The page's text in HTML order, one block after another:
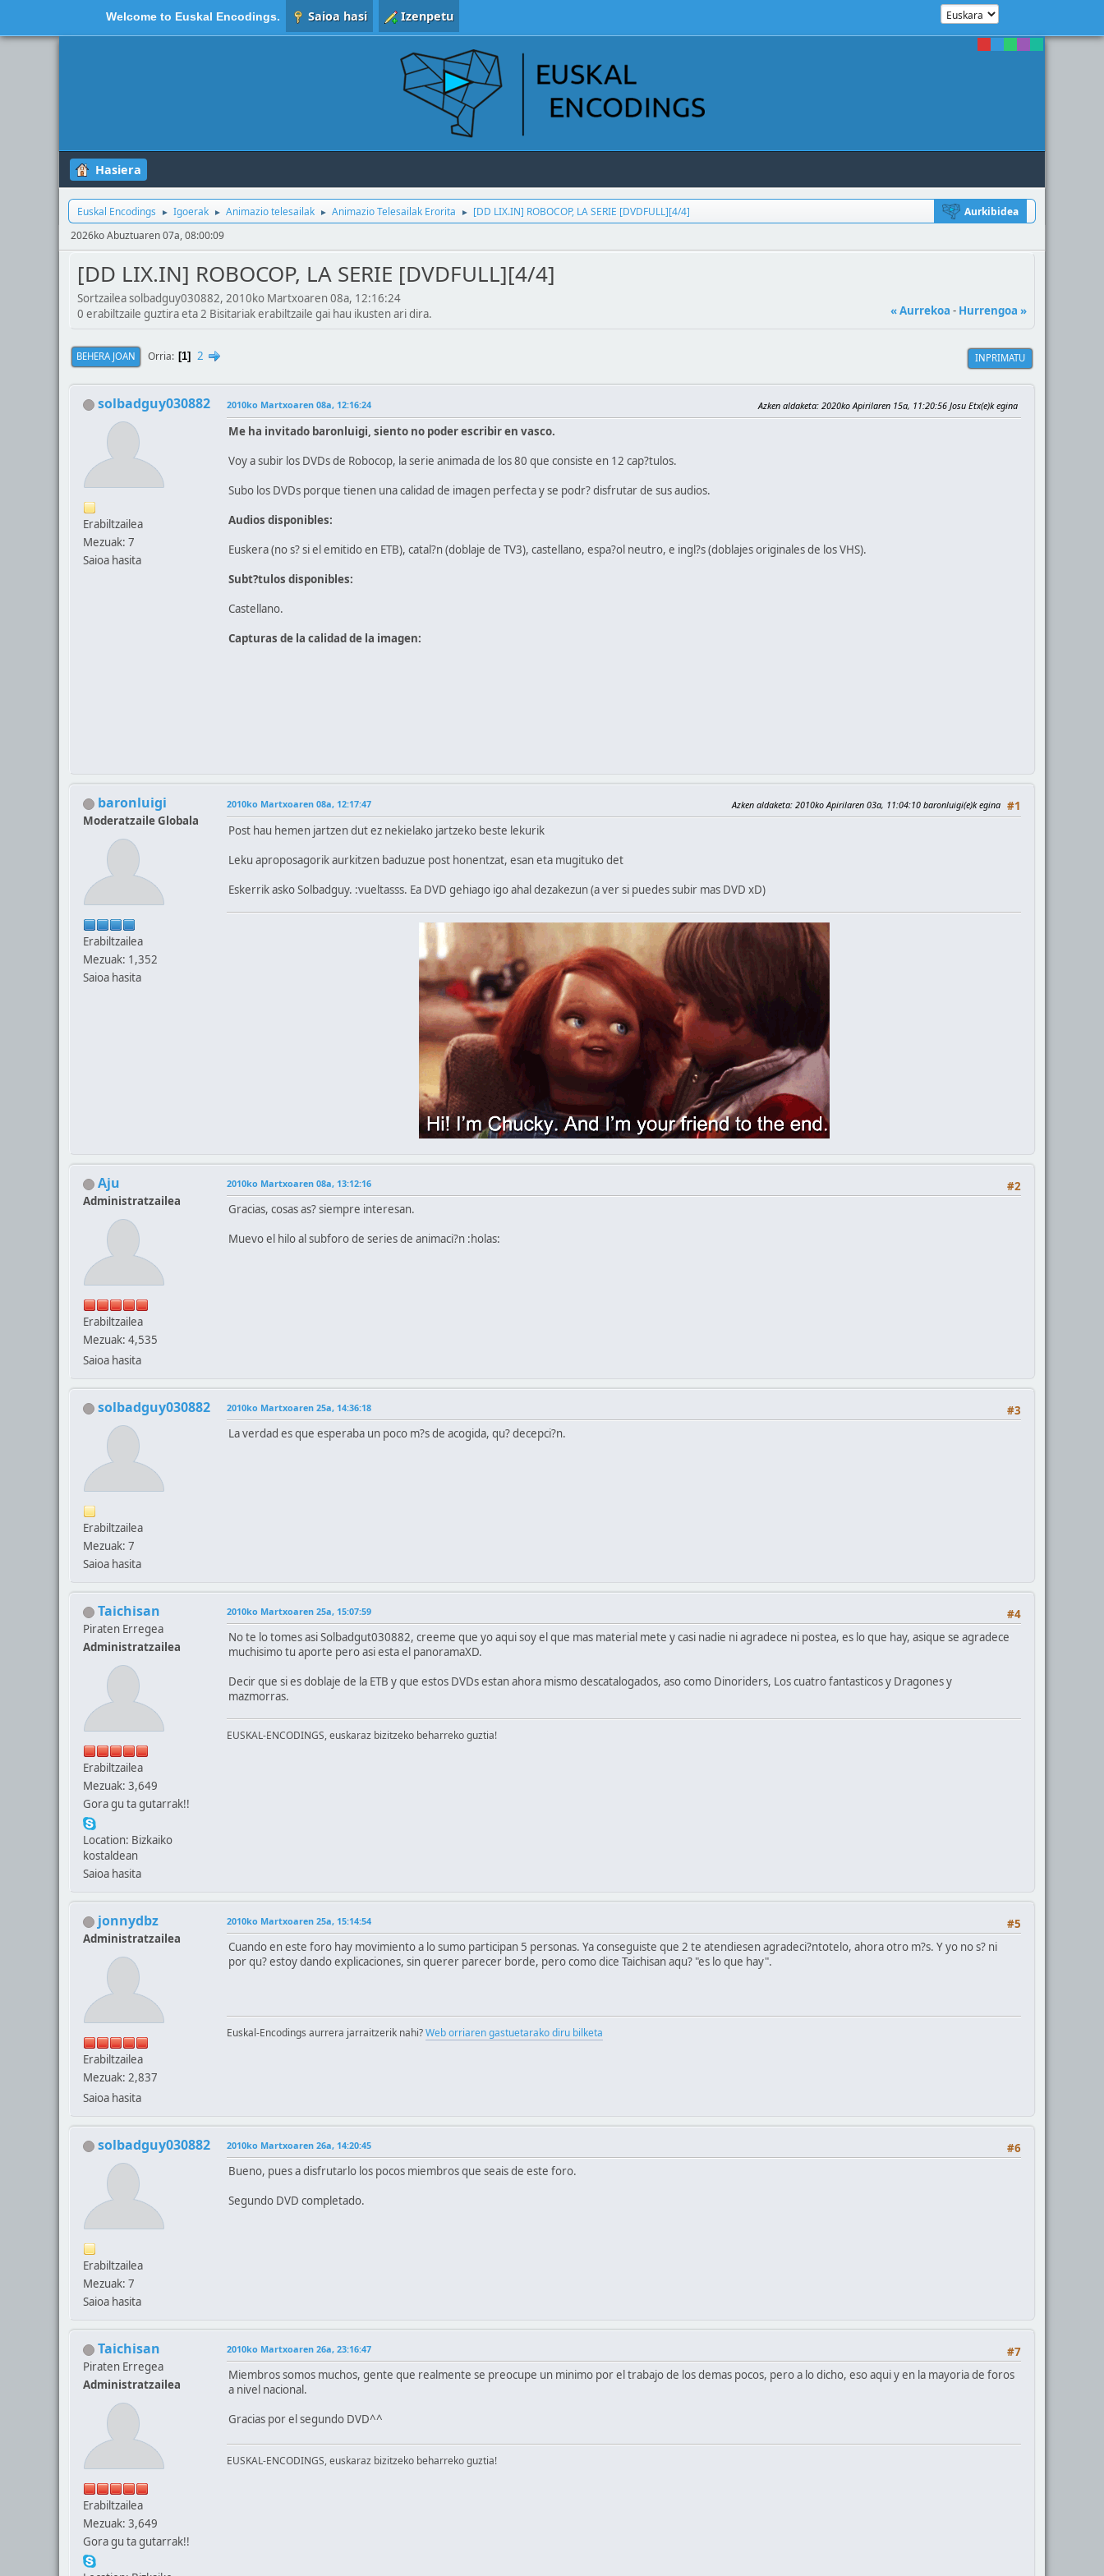
Welcome to Euskal Encodings. Saioa hasi Izenpetu
Hasiera
Euskal Encodings ► Igoerak ► Animazio telesailak ► Animazio Telesailak Erorita ► [DD LIX.IN] ROBOCOP, LA SERIE [DVDFULL][4/4]
Aurkibidea
2026ko Abuztuaren 07a, 08:00:09
[DD LIX.IN] ROBOCOP, LA SERIE [DVDFULL][4/4]
Sortzailea solbadguy030882, 2010ko Martxoaren 08a, 12:16:24
« Aurrekoa - Hurrengoa »
0 erabiltzaile guztira eta 2 Bisitariak erabiltzaile gai hau ikusten ari dira.
INPRIMATU
BEHERA JOAN Orria 1 2
solbadguy030882
Erabiltzailea
Mezuak: 7
Saioa hasita
2010ko Martxoaren 08a, 12:16:24 Azken aldaketa: 2020ko Apirilaren 15a, 11:20:56 Josu Etx(e)k egina
Me ha invitado baronluigi, siento no poder escribir en vasco.
Voy a subir los DVDs de Robocop, la serie animada de los 80 que consiste en 12 cap?tulos.
Subo los DVDs porque tienen una calidad de imagen perfecta y se podr? disfrutar de sus audios.
Audios disponibles:
Euskera (no s? si el emitido en ETB), catal?n (doblaje de TV3), castellano, espa?ol neutro, e ingl?s (doblajes originales de los VHS).
Subt?tulos disponibles:
Castellano.
Capturas de la calidad de la imagen:
baronluigi
Moderatzaile Globala
Erabiltzailea
Mezuak: 1,352
Saioa hasita
#1
2010ko Martxoaren 08a, 12:17:47 Azken aldaketa: 2010ko Apirilaren 03a, 11:04:10 baronluigi(e)k egina
Post hau hemen jartzen dut ez nekielako jartzeko beste lekurik
Leku aproposagorik aurkitzen baduzue post honentzat, esan eta mugituko det
Eskerrik asko Solbadguy. :vueltasss. Ea DVD gehiago igo ahal dezakezun (a ver si puedes subir mas DVD xD)
Aju
Administratzailea
Erabiltzailea
Mezuak: 4,535
Saioa hasita
#2
2010ko Martxoaren 08a, 13:12:16
Gracias, cosas as? siempre interesan.
Muevo el hilo al subforo de series de animaci?n :holas:
solbadguy030882
Erabiltzailea
Mezuak: 7
Saioa hasita
#3
2010ko Martxoaren 25a, 14:36:18
La verdad es que esperaba un poco m?s de acogida, qu? decepci?n.
Taichisan
Piraten Erregea
Administratzailea
Erabiltzailea
Mezuak: 3,649
Gora gu ta gutarrak!!
Location: Bizkaiko
kostaldean
Saioa hasita
#4
2010ko Martxoaren 25a, 15:07:59
No te lo tomes asi Solbadgut030882, creeme que yo aqui soy el que mas material mete y casi nadie ni agradece ni postea, es lo que hay, asique se agradece
muchisimo tu aporte pero asi esta el panoramaXD.
Decir que si es doblaje de la ETB y que estos DVDs estan ahora mismo descatalogados, aso como Dinoriders, Los cuatro fantasticos y Dragones y
mazmorras.
EUSKAL-ENCODINGS, euskaraz bizitzeko beharreko guztia!
jonnydbz
Administratzailea
Erabiltzailea
Mezuak: 2,837
Saioa hasita
#5
2010ko Martxoaren 25a, 15:14:54
Cuando en este foro hay movimiento a lo sumo participan 5 personas. Ya conseguiste que 2 te atendiesen agradeci?ntotelo, ahora otro m?s. Y yo no s? ni
por qu? estoy dando explicaciones, sin querer parecer borde, pero como dice Taichisan aqu? "es lo que hay".
Euskal-Encodings aurrera jarraitzerik nahi?Web orriaren gastuetarako diru bilketa
solbadguy030882
Erabiltzailea
Mezuak: 7
Saioa hasita
#6
2010ko Martxoaren 26a, 14:20:45
Bueno, pues a disfrutarlo los pocos miembros que seais de este foro.
Segundo DVD completado.
Taichisan
Piraten Erregea
Administratzailea
Erabiltzailea
Mezuak: 3,649
Gora gu ta gutarrak!!
#7
2010ko Martxoaren 26a, 23:16:47
Miembros somos muchos, gente que realmente se preocupe un minimo por el trabajo de los demas pocos, pero a lo dicho, eso aqui y en la mayoria de foros
a nivel nacional.
Gracias por el segundo DVD^^
EUSKAL-ENCODINGS, euskaraz bizitzeko beharreko guztia!